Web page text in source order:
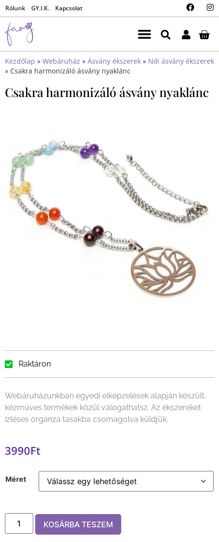
Rólunk GY.I.K. Kapcsolat
Kezdőlap » Webáruház » Ásvány ékszerek » Női ásvány ékszerek
» Csakra harmonizáló ásvány nyaklánc
Csakra harmonizáló ásvány nyaklánc
Raktáron
Webáruházunkban egyedi elképzelések alapján készült,
kézműves termékek közül válogathatsz. Az ékszereket
ízléses organza tasakba csomagolva küldjük.
3990Ft
Méret
KOSÁRBA TESZEM